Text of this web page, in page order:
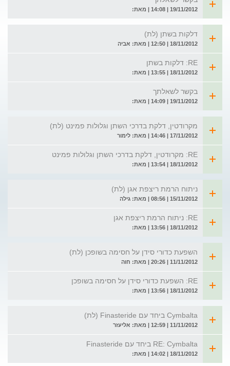
19/11/2012 | 14:08 | מאת:
דלקות בשתן (לת)
18/11/2012 | 12:50 | מאת: אביה
RE: דלקות בשתן
18/11/2012 | 13:55 | מאת:
בקשר לשאלתך
19/11/2012 | 14:09 | מאת:
מקרודטין, דלקת בדרכי השתן וגלולות פמינט (לת)
17/11/2012 | 14:46 | מאת: לימור
RE: מקרודטין, דלקת בדרכי השתן וגלולות פמינט
18/11/2012 | 13:54 | מאת:
ניתוח הרמת ריצפת אגן (לת)
15/11/2012 | 08:56 | מאת: גילה
RE: ניתוח הרמת ריצפת אגן
18/11/2012 | 13:56 | מאת:
השפעת כדורי סידן על חסימה בשופכן (לת)
11/11/2012 | 20:26 | מאת: חוה
RE: השפעת כדורי סידן על חסימה בשופכן
18/11/2012 | 13:56 | מאת:
Cymbalta ביחד עם Finasteride (לת)
11/11/2012 | 12:59 | מאת: אליעזר
RE: Cymbalta ביחד עם Finasteride
18/11/2012 | 14:02 | מאת: